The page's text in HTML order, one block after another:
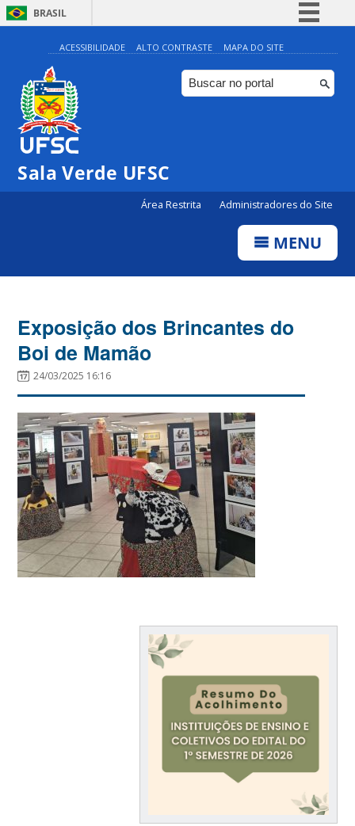
BRASIL
Simplifique!
Comunica BR
Participe
ACESSIBILIDADE ALTO CONTRASTE MAPA DO SITE
Sala Verde UFSC
Área Restrita Administradores do Site
MENU
Exposição dos Brincantes do
Boi de Mamão
24/03/2025 16:16